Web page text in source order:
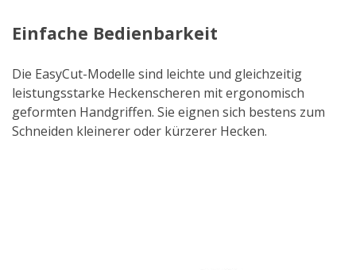
Einfache Bedienbarkeit
Die EasyCut-Modelle sind leichte und gleichzeitig
leistungsstarke Heckenscheren mit ergonomisch
geformten Handgriffen. Sie eignen sich bestens zum
Schneiden kleinerer oder kürzerer Hecken.